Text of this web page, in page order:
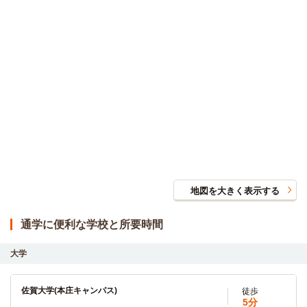
地図を大きく表示する
通学に便利な学校と所要時間
大学
佐賀大学(本庄キャンパス) 徒歩
5分